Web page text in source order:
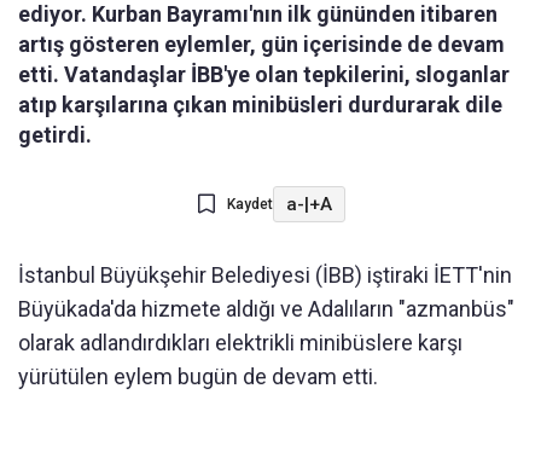
ediyor. Kurban Bayramı'nın ilk gününden itibaren
artış gösteren eylemler, gün içerisinde de devam
etti. Vatandaşlar İBB'ye olan tepkilerini, sloganlar
atıp karşılarına çıkan minibüsleri durdurarak dile
getirdi.
Kaydet a-|+A
İstanbul Büyükşehir Belediyesi (İBB) iştiraki İETT'nin
Büyükada'da hizmete aldığı ve Adalıların "azmanbüs"
olarak adlandırdıkları elektrikli minibüslere karşı
yürütülen eylem bugün de devam etti.